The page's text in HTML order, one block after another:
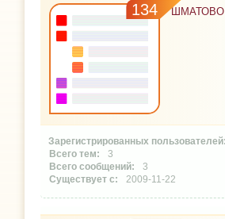
134 ШМАТОВО
3
3
2009-11-22